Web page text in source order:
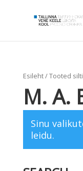
Esileht/ Tooted
М. А.
Sinu
leidu.